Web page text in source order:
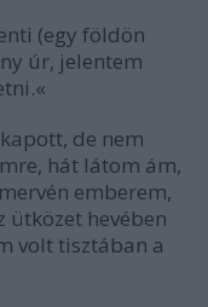
(egy földön
úr, jelentem
de nem
hát látom ám,
emberem,
ütközet hevében
volt tisztában a